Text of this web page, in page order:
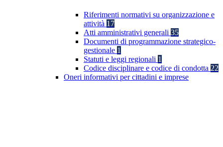
Riferimenti normativi su organizzazione e
attività 17
Atti amministrativi generali 35
Documenti di programmazione strategico-
gestionale 1
Statuti e leggi regionali 1
Codice disciplinare e codice di condotta 22
Oneri informativi per cittadini e imprese